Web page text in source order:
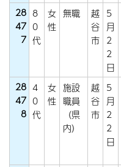
28
47
7
8
0
代
女
性
無職
越
谷
市
5
月
2
2
日
28
47
8
4
0
代
女
性
施設
職員
（県
内）
越
谷
市
5
月
2
2
日